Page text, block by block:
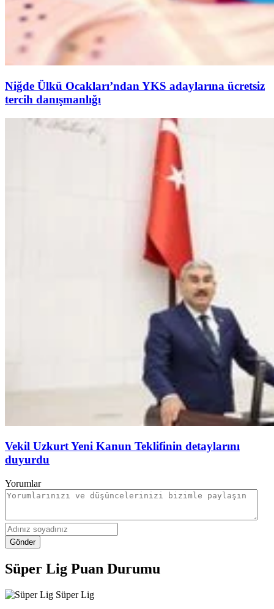
Niğde Ülkü Ocakları’ndan YKS adaylarına ücretsiz
tercih danışmanlığı
Vekil Uzkurt Yeni Kanun Teklifinin detaylarını
duyurdu
Yorumlar
Gönder
Süper Lig Puan Durumu
Süper Lig